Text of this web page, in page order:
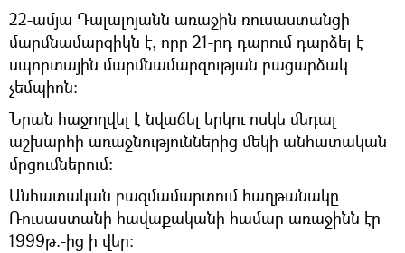
22-ամյա Դալալոյանն առաջին ռուսաստանցի
մարմնամարզիկն է, որը 21-րդ դարում դարձել է
սպորտային մարմնամարզության բացարձակ
չեմպիոն։
Նրան հաջողվել է նվաճել երկու ոսկե մեդալ
աշխարհի առաջնություններից մեկի անհատական
մրցումներում։
Անհատական բազմամարտում հաղթանակը
Ռուսաստանի հավաքականի համար առաջինն էր
1999թ.-ից ի վեր։